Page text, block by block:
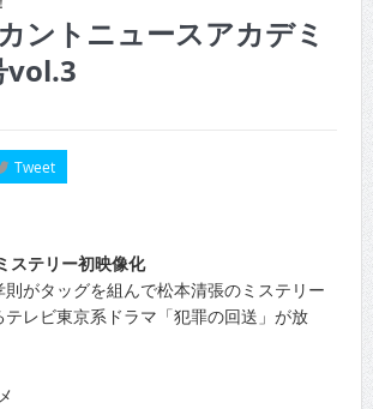
288号
287号
285号
294号
ントニュースアカデミ
vol.3
Tweet
ステリー初映像化
がタッグを組んで松本清張のミステリー
レビ東京系ドラマ「犯罪の回送」が放